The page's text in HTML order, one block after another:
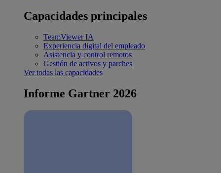
Capacidades principales
TeamViewer IA
Experiencia digital del empleado
Asistencia y control remotos
Gestión de activos y parches
Ver todas las capacidades
Informe Gartner 2026